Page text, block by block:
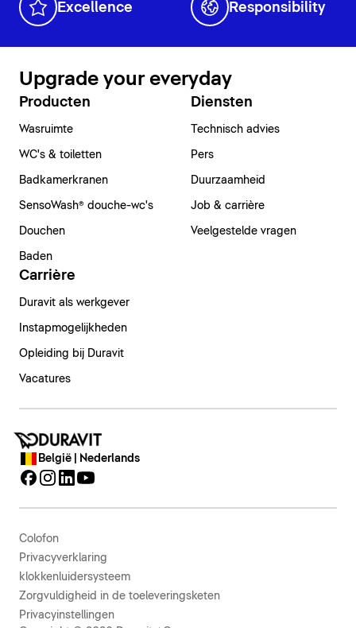
Excellence Responsibility
Upgrade your everyday
Producten
Wasruimte
WC's & toiletten
Badkamerkranen
SensoWash® douche-wc's
Douchen
Baden
Diensten
Technisch advies
Pers
Duurzaamheid
Job & carrière
Veelgestelde vragen
Carrière
Duravit als werkgever
Instapmogelijkheden
Opleiding bij Duravit
Vacatures
België | Nederlands
Colofon
Privacyverklaring
klokkenluidersysteem
Zorgvuldigheid in de toeleveringsketen
Privacyinstellingen